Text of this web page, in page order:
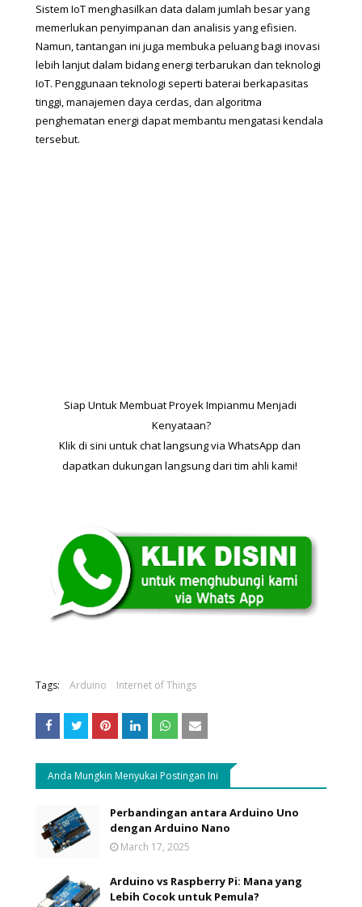
Sistem IoT menghasilkan data dalam jumlah besar yang
memerlukan penyimpanan dan analisis yang efisien.
Namun, tantangan ini juga membuka peluang bagi inovasi
lebih lanjut dalam bidang energi terbarukan dan teknologi
IoT. Penggunaan teknologi seperti baterai berkapasitas
tinggi, manajemen daya cerdas, dan algoritma
penghematan energi dapat membantu mengatasi kendala
tersebut.
Siap Untuk Membuat Proyek Impianmu Menjadi
Kenyataan?
Klik di sini untuk chat langsung via WhatsApp dan
dapatkan dukungan langsung dari tim ahli kami!
Tags: Arduino Internet of Things
Anda Mungkin Menyukai Postingan Ini
Perbandingan antara Arduino Uno
dengan Arduino Nano
March 17, 2025
Arduino vs Raspberry Pi: Mana yang
Lebih Cocok untuk Pemula?